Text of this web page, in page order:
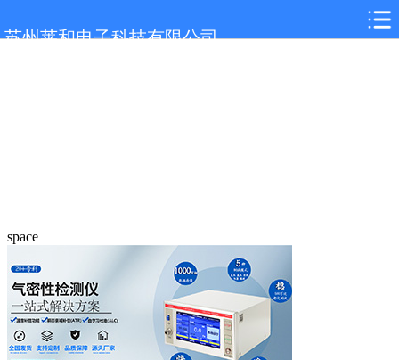
苏州莱和电子科技有限公司
space